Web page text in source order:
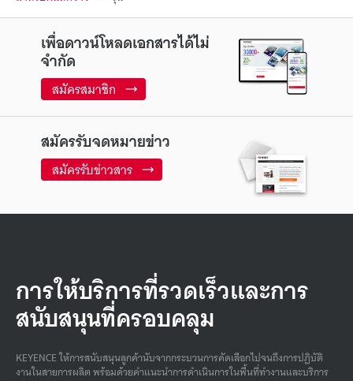
เพื่อดาวน์โหลดเอกสารได้ไม่
จำกัด
สมัครสมาชิก
สมัครรับจดหมายข่าว
สมัครรับข่าวสาร
การให้บริการที่รวดเร็วและการ
สนับสนุนที่ครอบคลุม
KEYENCE ให้การสนับสนุนลูกค้านับจากกระบวนการคัดเลือกไปจนถึงการปฏิบัติ
งานในสายการผลิต พร้อมด้วยคําแนะนําการดําเนินการในพื้นที่ทํางานและบริการ